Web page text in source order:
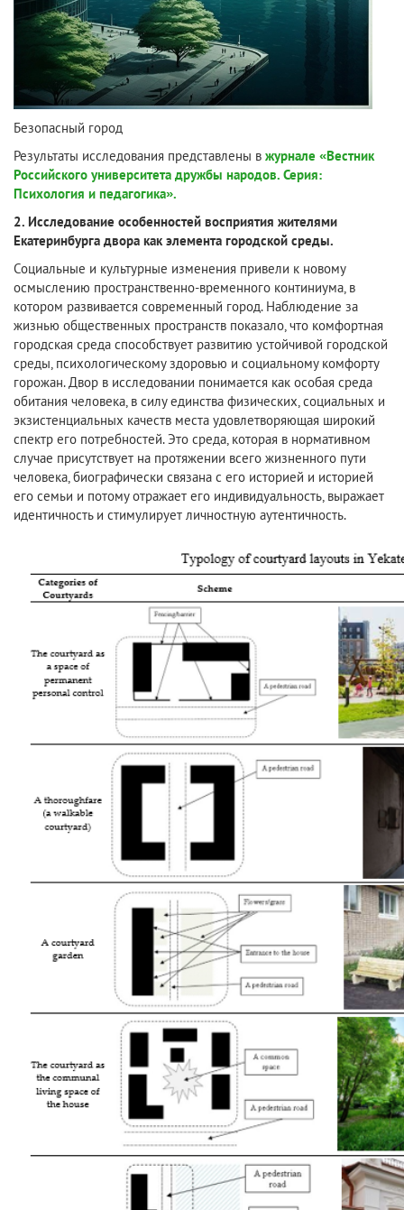
Безопасный город
Результаты исследования представлены в журнале «Вестник
Российского университета дружбы народов. Серия:
Психология и педагогика».
2. Исследование особенностей восприятия жителями
Екатеринбурга двора как элемента городской среды.
Социальные и культурные изменения привели к новому
осмыслению пространственно-временного континиума, в
котором развивается современный город. Наблюдение за
жизнью общественных пространств показало, что комфортная
городская среда способствует развитию устойчивой городской
среды, психологическому здоровью и социальному комфорту
горожан. Двор в исследовании понимается как особая среда
обитания человека, в силу единства физических, социальных и
экзистенциальных качеств места удовлетворяющая широкий
спектр его потребностей. Это среда, которая в нормативном
случае присутствует на протяжении всего жизненного пути
человека, биографически связана с его историей и историей
его семьи и потому отражает его индивидуальность, выражает
идентичность и стимулирует личностную аутентичность.